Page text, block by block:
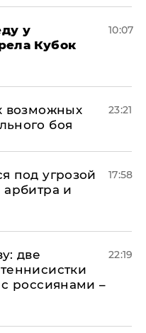
у
Кубок
10:07
возможных
боя
23:21
под угрозой
и
17:58
две
россиянами –
22:19